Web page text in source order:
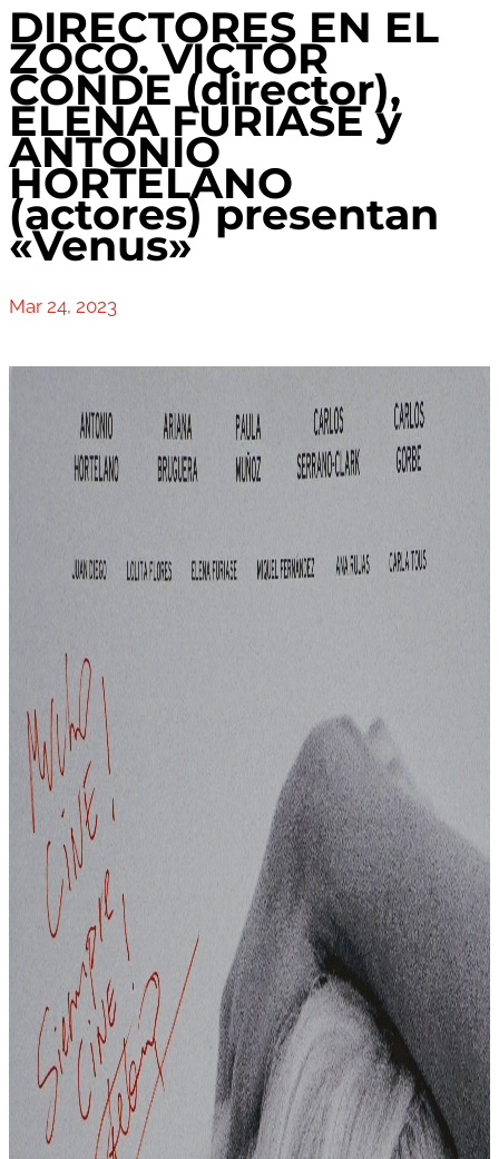
DIRECTORES EN EL
ZOCO. VICTOR
CONDE (director),
ELENA FURIASE y
ANTONIO
HORTELANO
(actores) presentan
«Venus»
Mar 24, 2023